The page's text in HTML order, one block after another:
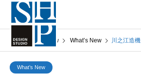
What’s New What’s New 川之江造
What’s New